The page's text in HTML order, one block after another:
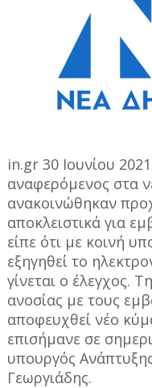
in.gr 30 Ιουνίου
αναφερόμενος στα
ανακοινώθηκαν
αποκλειστικά για
είπε ότι με κοινή
εξηγηθεί το
γίνεται ο έλεγχος.
ανοσίας με τους
αποφευχθεί νέο
επισήμανε σε
υπουργός
Γεωργιάδης.